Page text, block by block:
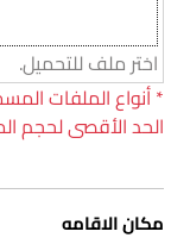
اختر ملف للتحميل.
*
الحد الأقصى لحجم الملف 2
مكان الاقامه